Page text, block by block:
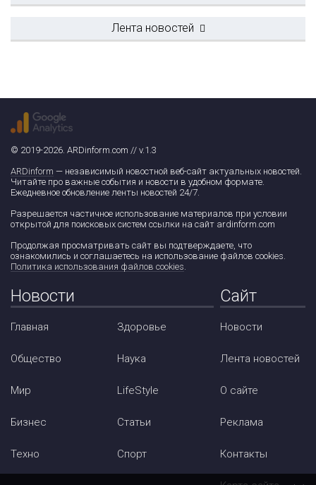
Лента новостей
© 2019-2026. ARDinform.com // v.1.3
ARDinform — независимый новостной веб-сайт актуальных новостей.
Читайте про важные события и новости в удобном формате.
Ежедневное обновление ленты новостей 24/7.
Разрешается частичное использование материалов при условии
открытой для поисковых систем ссылки на сайт ardinform.com
Продолжая просматривать сайт вы подтверждаете, что
ознакомились и соглашаетесь на использование файлов cookies.
Политика использования файлов cookies.
Новости
Главная
Общество
Мир
Бизнес
Техно
Здоровье
Наука
LifeStyle
Статьи
Спорт
Сайт
Новости
Лента новостей
О сайте
Реклама
Контакты